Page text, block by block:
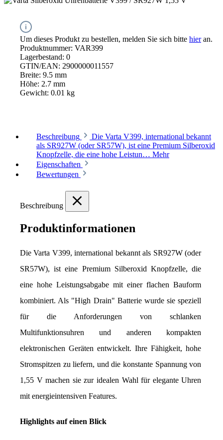
Um dieses Produkt zu bestellen, melden Sie sich bitte hieran.
Produktnummer: VAR399
Lagerbestand: 0
GTIN/EAN: 2900000011557
Breite: 9.5 mm
Höhe: 2.7 mm
Gewicht: 0.01 kg
Beschreibung
Die Varta V399, international bekannt
als SR927W (oder SR57W), ist eine Premium Silberoxid
Knopfzelle, die eine hohe Leistun… Mehr
Eigenschaften
Bewertungen
Beschreibung
Produktinformationen
Die Varta V399, international bekannt als SR927W (oder
SR57W), ist eine Premium Silberoxid Knopfzelle, die
eine hohe Leistungsabgabe mit einer flachen Bauform
kombiniert. Als "High Drain" Batterie wurde sie speziell
für die Anforderungen von schlanken
Multifunktionsuhren und anderen kompakten
elektronischen Geräten entwickelt. Ihre Fähigkeit, hohe
Stromspitzen zu liefern, und die konstante Spannung von
1,55 V machen sie zur idealen Wahl für elegante Uhren
mit energieintensiven Features.
Highlights auf einen Blick